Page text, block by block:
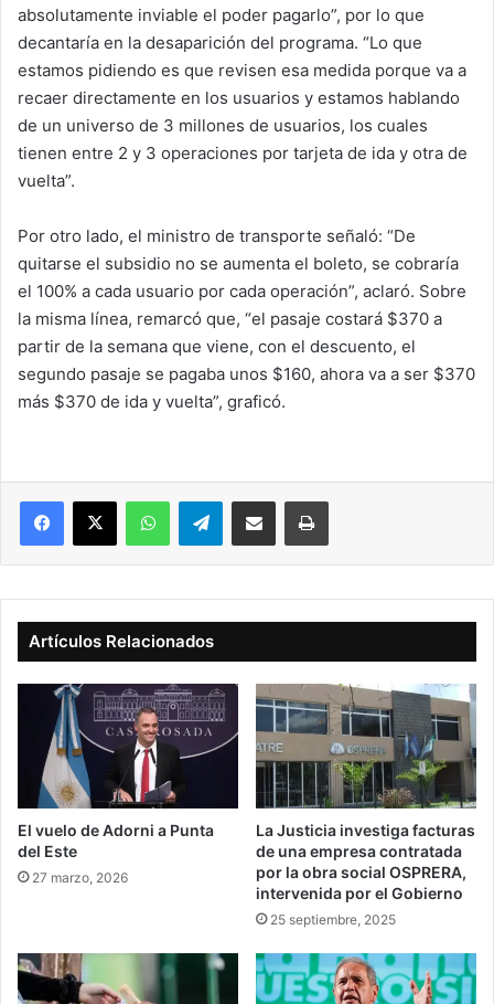
absolutamente inviable el poder pagarlo”, por lo que
decantaría en la desaparición del programa. “Lo que
estamos pidiendo es que revisen esa medida porque va a
recaer directamente en los usuarios y estamos hablando
de un universo de 3 millones de usuarios, los cuales
tienen entre 2 y 3 operaciones por tarjeta de ida y otra de
vuelta”.
Por otro lado, el ministro de transporte señaló: “De
quitarse el subsidio no se aumenta el boleto, se cobraría
el 100% a cada usuario por cada operación”, aclaró. Sobre
la misma línea, remarcó que, “el pasaje costará $370 a
partir de la semana que viene, con el descuento, el
segundo pasaje se pagaba unos $160, ahora va a ser $370
más $370 de ida y vuelta”, graficó.
Facebook
X WhatsAppTelegramCompartir vía correo electrónicoImprimir
Artículos Relacionados
El vuelo de Adorni a Punta
del Este
27 marzo, 2026
La Justicia investiga facturas
de una empresa contratada
por la obra social OSPRERA,
intervenida por el Gobierno
25 septiembre, 2025